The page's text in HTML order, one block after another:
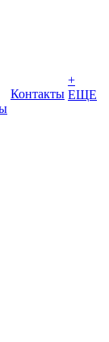
Контакты
+
ЕЩЕ